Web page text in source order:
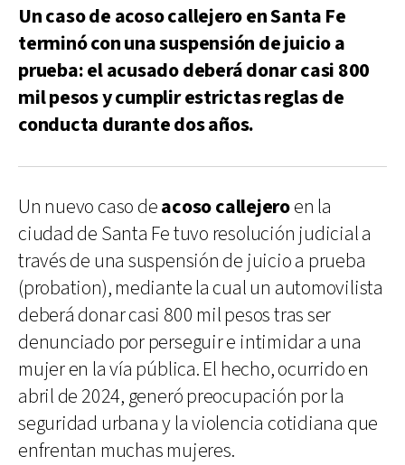
Un caso de acoso callejero en Santa Fe
terminó con una suspensión de juicio a
prueba: el acusado deberá donar casi 800
mil pesos y cumplir estrictas reglas de
conducta durante dos años.
Un nuevo caso deacoso callejeroen la
ciudad de Santa Fe tuvo resolución judicial a
través de una suspensión de juicio a prueba
(probation), mediante la cual un automovilista
deberá donar casi 800 mil pesos tras ser
denunciado por perseguir e intimidar a una
mujer en la vía pública. El hecho, ocurrido en
abril de 2024, generó preocupación por la
seguridad urbana y la violencia cotidiana que
enfrentan muchas mujeres.